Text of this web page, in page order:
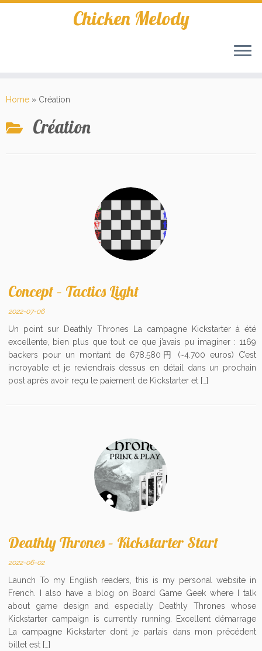
Skip
Chicken Melody
Home » Création
Création
Concept – Tactics Light
2022-07-06
Un point sur Deathly Thrones La campagne Kickstarter à été
excellente, bien plus que tout ce que j’avais pu imaginer : 1169
backers pour un montant de 678.580円 (~4.700 euros) C’est
incroyable et je reviendrais dessus en détail dans un prochain
post après avoir reçu le paiement de Kickstarter et […]
Deathly Thrones – Kickstarter Start
2022-06-02
Launch To my English readers, this is my personal website in
French. I also have a blog on Board Game Geek where I talk
about game design and especially Deathly Thrones whose
Kickstarter campaign is currently running. Excellent démarrage
La campagne Kickstarter dont je parlais dans mon précédent
billet est […]